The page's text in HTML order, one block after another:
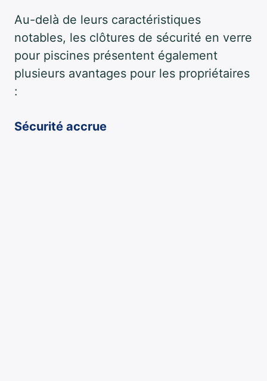
Au-delà de leurs caractéristiques
notables, les clôtures de sécurité en verre
pour piscines présentent également
plusieurs avantages pour les propriétaires
:
Sécurité accrue